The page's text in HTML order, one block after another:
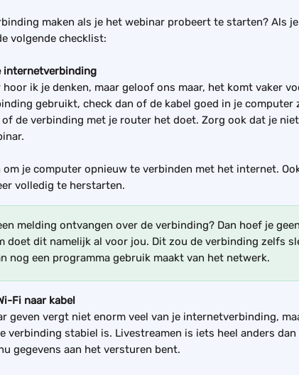
maken als je het webinar probeert te starten? Als
volgende checklist:
internetverbinding
ik je denken, maar geloof ons maar, het komt vaker
gebruikt, check dan of de kabel goed in je computer
de verbinding met je router het doet. Zorg ook dat je
om je computer opnieuw te verbinden met het internet.
volledig te herstarten.
melding ontvangen over de verbinding? Dan hoef je
doet dit namelijk al voor jou. Dit zou de verbinding zelfs
nog een programma gebruik maakt van het netwerk.
Fi naar kabel
geven vergt niet enorm veel van je internetverbinding,
verbinding stabiel is. Livestreamen is iets heel anders dan
gegevens aan het versturen bent.